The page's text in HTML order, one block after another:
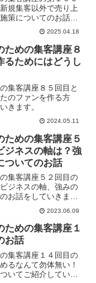
規集客以外で売り上
策についてのお話を
2025.04.18
ための集客講座８
るためにはどうし
集客講座８５回目と
のファンを作る方
きます。
2024.05.11
ための集客講座５
ジネスの軸は？強
ついてのお話
集客講座５２回目の
ジネスの軸、強みの
お話をしていきま
2023.06.09
ための集客講座１
お話
集客講座１４回目の
るなんて勿体無い！
いてご紹介していき